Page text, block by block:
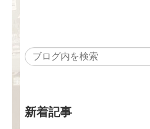
新着記事